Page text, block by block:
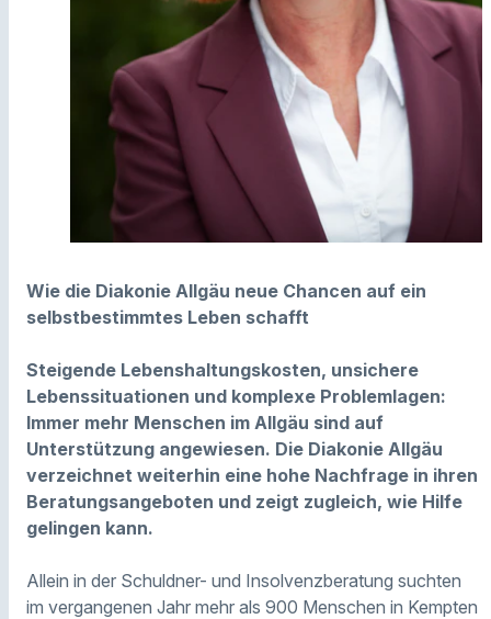
Wie die Diakonie Allgäu neue Chancen auf ein
selbstbestimmtes Leben schafft
Steigende Lebenshaltungskosten, unsichere
Lebenssituationen und komplexe Problemlagen:
Immer mehr Menschen im Allgäu sind auf
Unterstützung angewiesen. Die Diakonie Allgäu
verzeichnet weiterhin eine hohe Nachfrage in ihren
Beratungsangeboten und zeigt zugleich, wie Hilfe
gelingen kann.
Allein in der Schuldner- und Insolvenzberatung suchten
im vergangenen Jahr mehr als 900 Menschen in Kempten